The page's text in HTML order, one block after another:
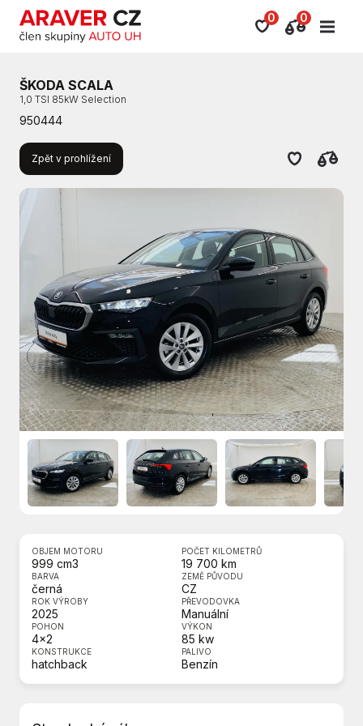
0 0
ŠKODA SCALA
1,0 TSI 85kW Selection
950444
Zpět v prohlížení
OBJEM MOTORU
999 cm3
POČET KILOMETRŮ
19 700 km
BARVA
černá
ZEMĚ PŮVODU
CZ
ROK VÝROBY
2025
PŘEVODOVKA
Manuální
POHON
4x2
VÝKON
85 kw
KONSTRUKCE
hatchback
PALIVO
Benzín